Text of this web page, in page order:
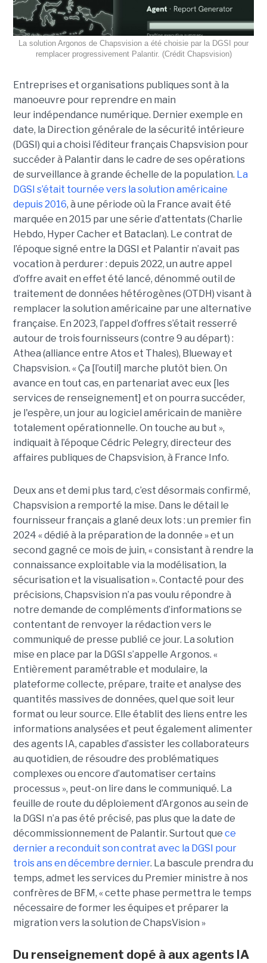
La solution Argonos de Chapsvision a été choisie par la DGSI pour
remplacer progressivement Palantir. (Crédit Chapsvision)
Entreprises et organisations publiques sont à la
manoeuvre pour reprendre en main
leur indépendance numérique. Dernier exemple en
date, la Direction générale de la sécurité intérieure
(DGSI) qui a choisi l’éditeur français Chapsvision pour
succéder à Palantir dans le cadre de ses opérations
de surveillance à grande échelle de la population. La
DGSI s’était tournée vers la solution américaine
depuis 2016, à une période où la France avait été
marquée en 2015 par une série d’attentats (Charlie
Hebdo, Hyper Cacher et Bataclan). Le contrat de
l’époque signé entre la DGSI et Palantir n’avait pas
vocation à perdurer : depuis 2022, un autre appel
d’offre avait en effet été lancé, dénommé outil de
traitement de données hétérogènes (OTDH) visant à
remplacer la solution américaine par une alternative
française. En 2023, l’appel d’offres s’était resserré
autour de trois fournisseurs (contre 9 au départ) :
Athea (alliance entre Atos et Thales), Blueway et
Chapsvision. « Ça [l’outil] marche plutôt bien. On
avance en tout cas, en partenariat avec eux [les
services de renseignement] et on pourra succéder,
je l'espère, un jour au logiciel américain de manière
totalement opérationnelle. On touche au but »,
indiquait à l’époque Cédric Pelegry, directeur des
affaires publiques de Chapsvision, à France Info.
Deux ans et demi plus tard, c’est désormais confirmé,
Chapsvision a remporté la mise. Dans le détail le
fournisseur français a glané deux lots : un premier fin
2024 « dédié à la préparation de la donnée » et un
second gagné ce mois de juin, « consistant à rendre la
connaissance exploitable via la modélisation, la
sécurisation et la visualisation ». Contacté pour des
précisions, Chapsvision n’a pas voulu répondre à
notre demande de compléments d’informations se
contentant de renvoyer la rédaction vers le
communiqué de presse publié ce jour. La solution
mise en place par la DGSI s’appelle Argonos. «
Entièrement paramétrable et modulaire, la
plateforme collecte, prépare, traite et analyse des
quantités massives de données, quel que soit leur
format ou leur source. Elle établit des liens entre les
informations analysées et peut également alimenter
des agents IA, capables d’assister les collaborateurs
au quotidien, de résoudre des problématiques
complexes ou encore d’automatiser certains
processus », peut-on lire dans le communiqué. La
feuille de route du déploiement d’Argonos au sein de
la DGSI n’a pas été précisé, pas plus que la date de
décommissionnement de Palantir. Surtout que ce
dernier a reconduit son contrat avec la DGSI pour
trois ans en décembre dernier. La bascule prendra du
temps, admet les services du Premier ministre à nos
confrères de BFM, « cette phase permettra le temps
nécessaire de former les équipes et préparer la
migration vers la solution de ChapsVision »
Du renseignement dopé à aux agents IA